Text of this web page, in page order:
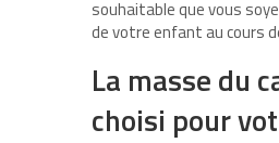
souhaitable que vous
de votre enfant au cours
La masse du
choisi pour